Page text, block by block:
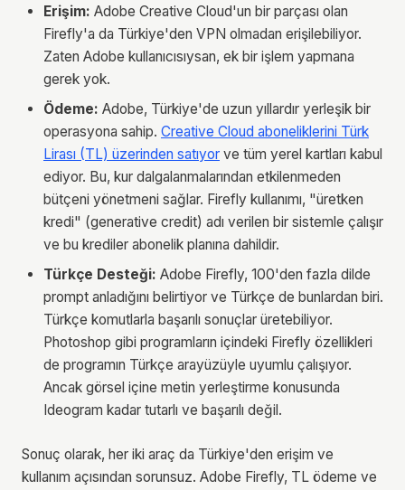
Erişim: Adobe Creative Cloud'un bir parçası olan
Firefly'a da Türkiye'den VPN olmadan erişilebiliyor.
Zaten Adobe kullanıcısıysan, ek bir işlem yapmana
gerek yok.
Ödeme: Adobe, Türkiye'de uzun yıllardır yerleşik bir
operasyona sahip. Creative Cloud aboneliklerini Türk
Lirası (TL) üzerinden satıyor ve tüm yerel kartları kabul
ediyor. Bu, kur dalgalanmalarından etkilenmeden
bütçeni yönetmeni sağlar. Firefly kullanımı, "üretken
kredi" (generative credit) adı verilen bir sistemle çalışır
ve bu krediler abonelik planına dahildir.
Türkçe Desteği: Adobe Firefly, 100'den fazla dilde
prompt anladığını belirtiyor ve Türkçe de bunlardan biri.
Türkçe komutlarla başarılı sonuçlar üretebiliyor.
Photoshop gibi programların içindeki Firefly özellikleri
de programın Türkçe arayüzüyle uyumlu çalışıyor.
Ancak görsel içine metin yerleştirme konusunda
Ideogram kadar tutarlı ve başarılı değil.
Sonuç olarak, her iki araç da Türkiye'den erişim ve
kullanım açısından sorunsuz. Adobe Firefly, TL ödeme ve